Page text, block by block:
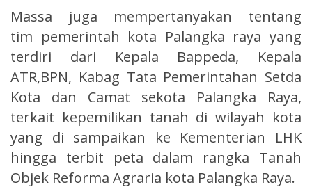
Massa juga mempertanyakan tentang
tim pemerintah kota Palangka raya yang
terdiri dari Kepala Bappeda, Kepala
ATR,BPN, Kabag Tata Pemerintahan Setda
Kota dan Camat sekota Palangka Raya,
terkait kepemilikan tanah di wilayah kota
yang di sampaikan ke Kementerian LHK
hingga terbit peta dalam rangka Tanah
Objek Reforma Agraria kota Palangka Raya.